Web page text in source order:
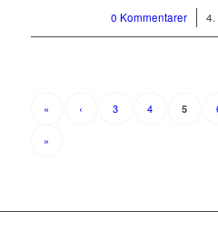
0 Kommentarer
/ 4.
« ‹ 3 4 5
»